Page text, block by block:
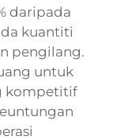
daripada
kuantiti
pengilang.
untuk
kompetitif